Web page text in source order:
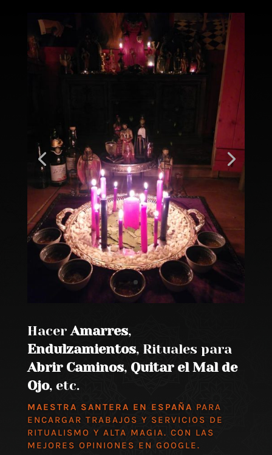
Hacer Amarres,
Endulzamientos, Rituales para
Abrir Caminos, Quitar el Mal de
Ojo, etc.
MAESTRA SANTERA EN ESPAÑA PARA
ENCARGAR TRABAJOS Y SERVICIOS DE
RITUALISMO Y ALTA MAGIA. CON LAS
MEJORES OPINIONES EN GOOGLE.